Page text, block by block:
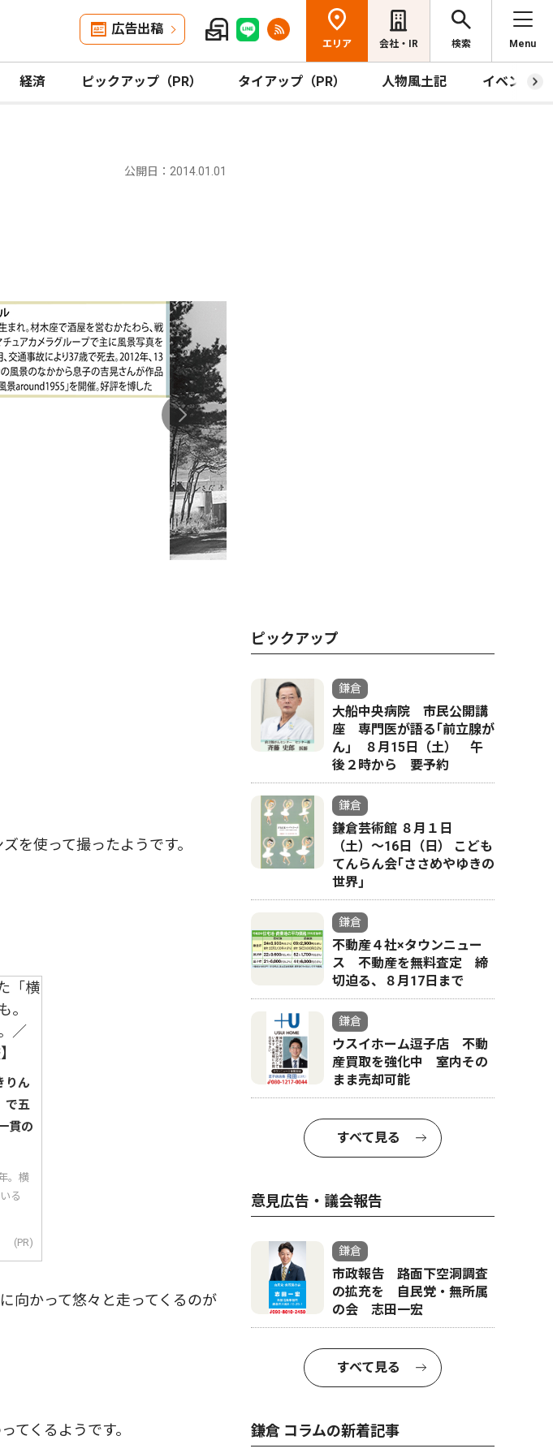
広告出稿
エリア 会社・IR 検索 Menu
経済 ピックアップ（PR） タイアップ（PR） 人物風土記 イベント
公開日：2014.01.01
を使って撮ったようです。
りん
で五
貫の
。横
る
(PR)
向かって悠々と走ってくるのが
てくるようです。
ピックアップ
鎌倉
大船中央病院 市民公開講
座 専門医が語る｢前立腺が
ん｣ ８月15日（土） 午
後２時から 要予約
鎌倉
鎌倉芸術館 ８月１日
（土）〜16日（日） こども
てんらん会｢ささめやゆきの
世界｣
鎌倉
不動産４社×タウンニュー
ス 不動産を無料査定 締
切迫る、８月17日まで
鎌倉
ウスイホーム逗子店 不動
産買取を強化中 室内その
まま売却可能
すべて見る
意見広告・議会報告
鎌倉
市政報告 路面下空洞調査
の拡充を 自民党・無所属
の会 志田一宏
すべて見る
鎌倉 コラムの新着記事